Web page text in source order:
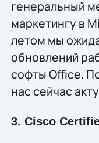
генеральный
маркетингу в
летом мы
обновлений
софты Office.
нас сейчас
3. Cisco